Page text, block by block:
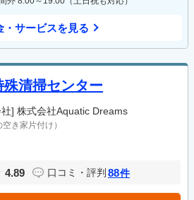
・サービスを見る
清掃センター
] 株式会社Aquatic Dreams
空き家片付け）
4.89 口コミ・評判 88件